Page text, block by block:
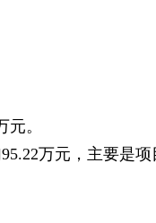
。
万元，主要是